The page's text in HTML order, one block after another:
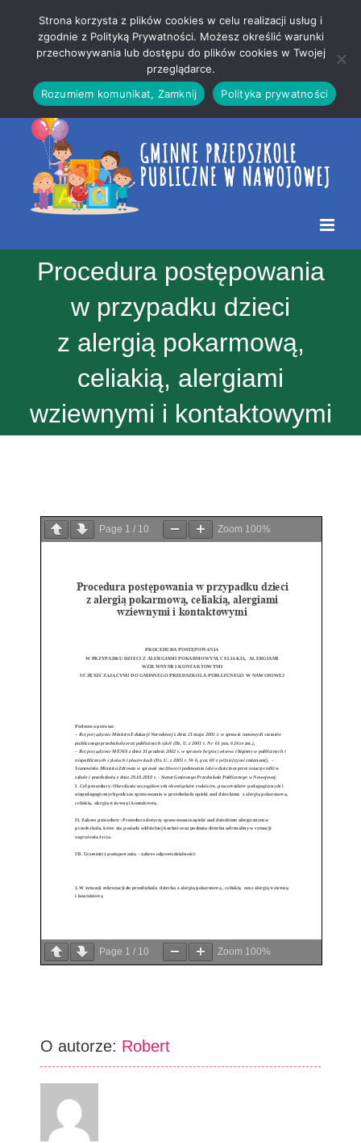
treści
strony
Procedura postępowania
w przypadku dzieci
z alergią pokarmową,
celiakią, alergiami
wziewnymi i kontaktowymi
Page 1 / 10 Zoom 100%
Page 1 / 10 Zoom 100%
O autorze: Robert
Strona korzysta z plików cookies w celu realizacji usług i
zgodnie z Polityką Prywatności. Możesz określić warunki
przechowywania lub dostępu do plików cookies w Twojej
przeglądarce.
Rozumiem komunikat, Zamknij
Polityka prywatności